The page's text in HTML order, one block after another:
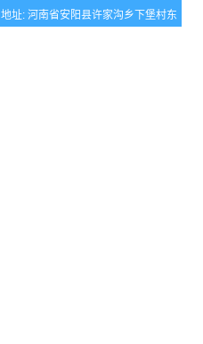
地址: 河南省安阳县许家沟乡下堡村东